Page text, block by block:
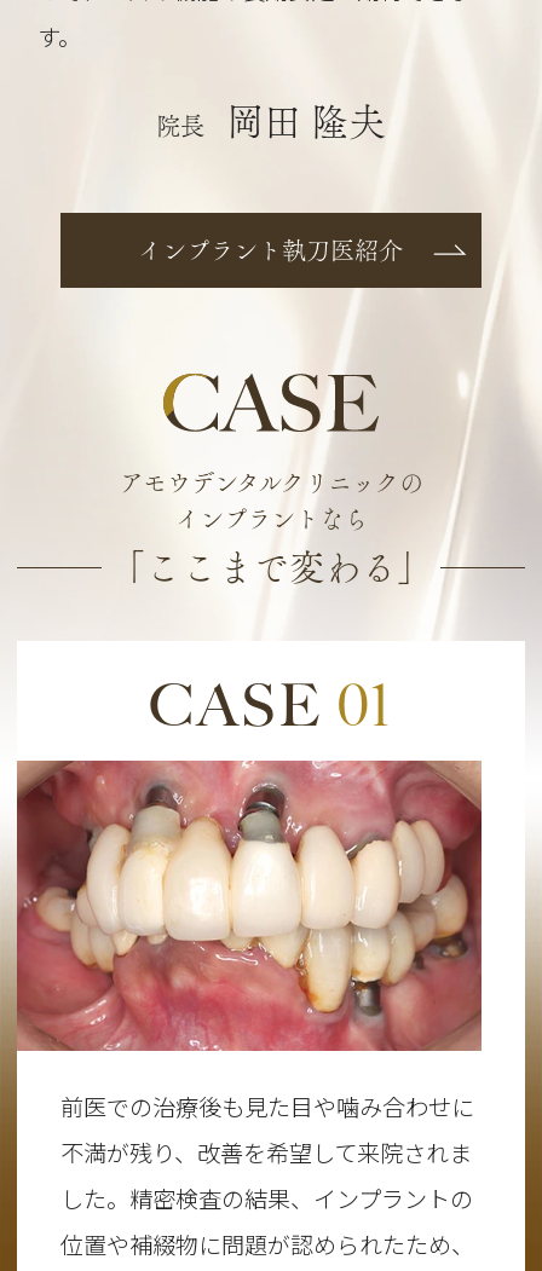
す。
院長 岡田 隆夫
インプラント執刀医紹介
アモウデンタルクリニックの
インプラントなら
「ここまで変わる」
CASE 01
前医での治療後も見た目や噛み合わせに
不満が残り、改善を希望して来院されま
した。精密検査の結果、インプラントの
位置や補綴物に問題が認められたため、